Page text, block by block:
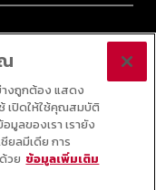
ตสาหกรรมสร้างสรรค์
ต์
างถูกต้อง แสดง
เปิดให้ใช้คุณสมบัติ
มูลของเรา เรายัง
ยลมีเดีย การ
วย ข้อมูลเพิ่มเติม